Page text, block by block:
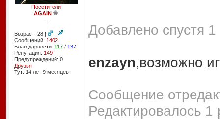
Посетители
AGAIN
--
Возраст: 28 |
|
Сообщений: 1402
Благодарности: 117/ 137
Репутация: 149
Предупреждений: 0
Друзья
Тут: 14 лет 9 месяцев
Добавлено спустя
enzayn,возможно
Сообщение
Редактировалось 1